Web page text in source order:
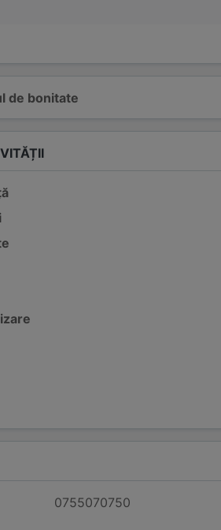
de bonitate
0755070750